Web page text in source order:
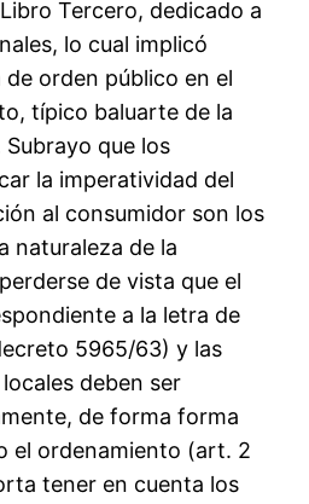
Tercero, dedicado a
lo cual implicó
orden público en el
típico baluarte de la
que los
la imperatividad del
al consumidor son los
naturaleza de la
de vista que el
a la letra de
5965/63) y las
deben ser
de forma forma
el ordenamiento (art. 2
tener en cuenta los